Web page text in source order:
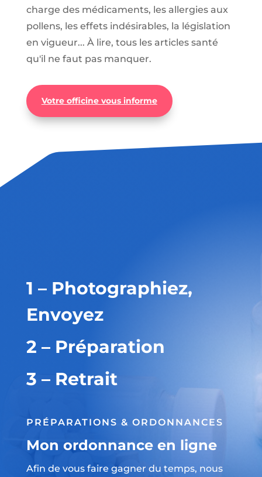
charge des médicaments, les allergies aux
pollens, les effets indésirables, la législation
en vigueur... À lire, tous les articles santé
qu'il ne faut pas manquer.
Votre officine vous informe
1 – Photographiez,
Envoyez
2 – Préparation
3 – Retrait
PRÉPARATIONS & ORDONNANCES
Mon ordonnance en ligne
Afin de vous faire gagner du temps, nous